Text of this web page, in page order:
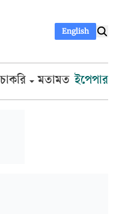
English
চাকরি মতামত ইপেপার